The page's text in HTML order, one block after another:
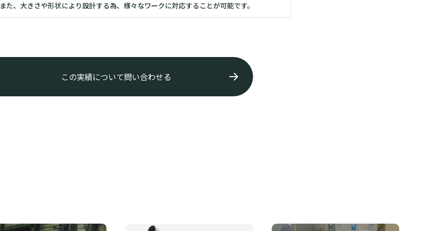
また、大きさや形状により設計する為、様々なワークに対応することが可能です。
この実績について問い合わせる